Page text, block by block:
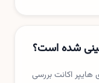
شده است؟
اکانت بررسی